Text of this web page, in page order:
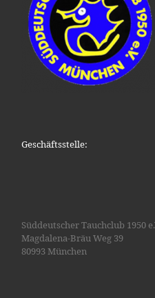
Geschäftsstelle:
Süddeutscher Tauchclub 1950
Magdalena-Bräu Weg 39
80993 München